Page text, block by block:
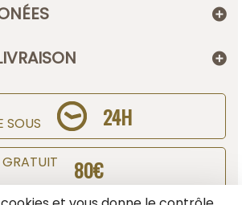
SOUS 24H
80€